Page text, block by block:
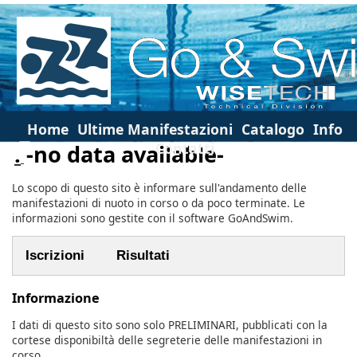
Home Ultime Manifestazioni Catalogo Info
Contatti
. -no data available-
Lo scopo di questo sito è informare sull'andamento delle
manifestazioni di nuoto in corso o da poco terminate. Le
informazioni sono gestite con il software GoAndSwim.
Iscrizioni Risultati
Informazione
I dati di questo sito sono solo PRELIMINARI, pubblicati con la
cortese disponibiltà delle segreterie delle manifestazioni in